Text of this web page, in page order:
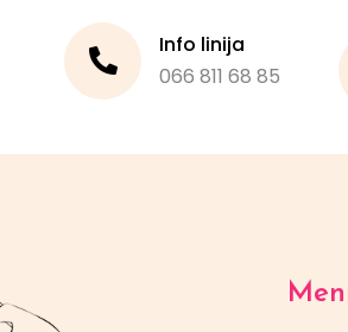
Info linija
066 811 68 85